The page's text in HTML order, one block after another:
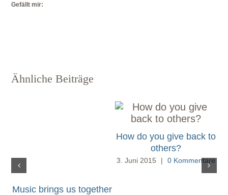
Gefällt mir:
Ähnliche Beiträge
Music brings us together
How do you give back to
others?
3. Juni 2015 | 0 Kommentare